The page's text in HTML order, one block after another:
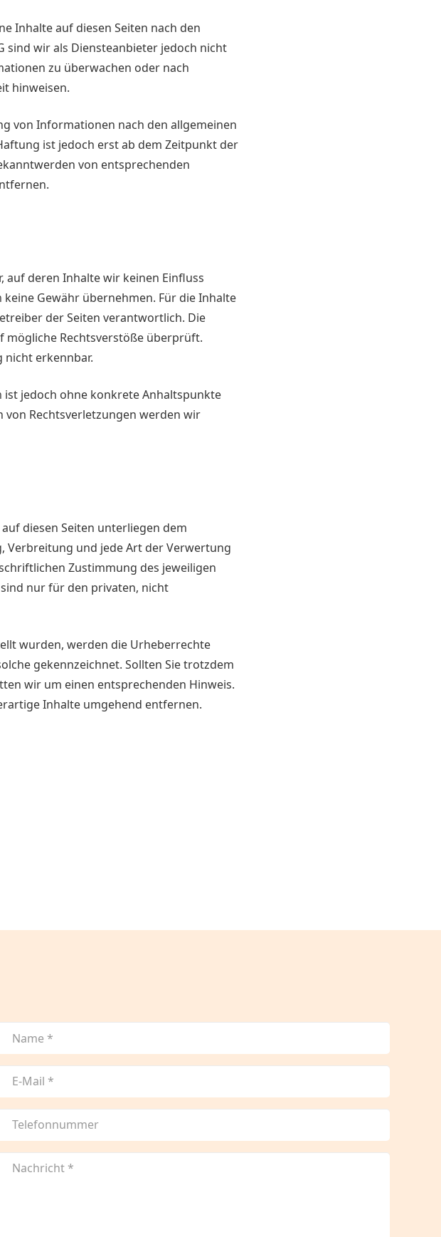
Inhalte auf diesen Seiten nach den
sind wir als Diensteanbieter jedoch nicht
zu überwachen oder nach
hinweisen.
von Informationen nach den allgemeinen
ist jedoch erst ab dem Zeitpunkt der
von entsprechenden
auf deren Inhalte wir keinen Einfluss
Gewähr übernehmen. Für die Inhalte
der Seiten verantwortlich. Die
Rechtsverstöße überprüft.
nicht erkennbar.
jedoch ohne konkrete Anhaltspunkte
von Rechtsverletzungen werden wir
diesen Seiten unterliegen dem
Verbreitung und jede Art der Verwertung
Zustimmung des jeweiligen
nur für den privaten, nicht
wurden, werden die Urheberrechte
gekennzeichnet. Sollten Sie trotzdem
wir um einen entsprechenden Hinweis.
Inhalte umgehend entfernen.